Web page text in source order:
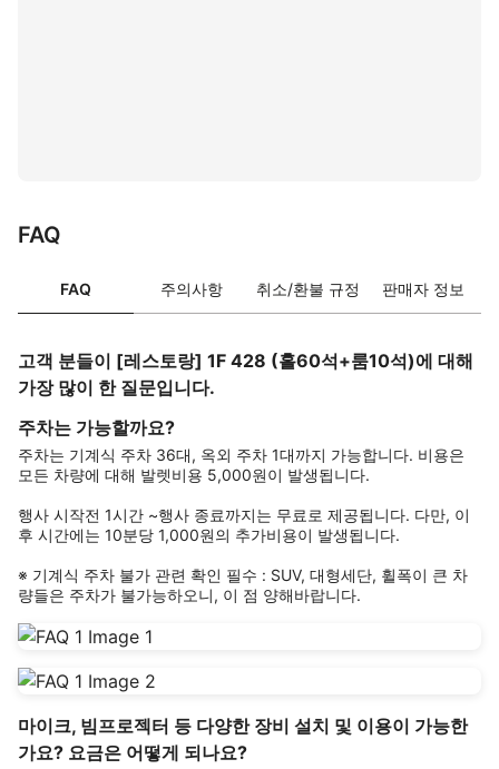
FAQ
FAQ 주의사항 취소/환불 규정 판매자 정보
고객 분들이 [레스토랑] 1F 428 (홀60석+룸10석)에 대해
가장 많이 한 질문입니다.
주차는 가능할까요?
주차는 기계식 주차 36대, 옥외 주차 1대까지 가능합니다. 비용은
모든 차량에 대해 발렛비용 5,000원이 발생됩니다.
행사 시작전 1시간 ~행사 종료까지는 무료로 제공됩니다. 다만, 이
후 시간에는 10분당 1,000원의 추가비용이 발생됩니다.
※ 기계식 주차 불가 관련 확인 필수 : SUV, 대형세단, 휠폭이 큰 차
량들은 주차가 불가능하오니, 이 점 양해바랍니다.
마이크, 빔프로젝터 등 다양한 장비 설치 및 이용이 가능한
가요? 요금은 어떻게 되나요?